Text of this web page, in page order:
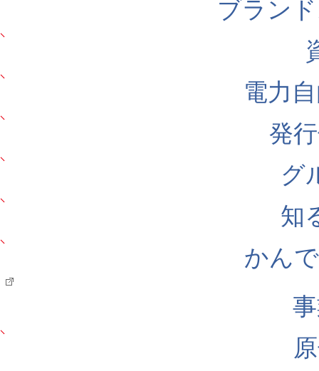
ブラン
電力
発
グ
知
かん